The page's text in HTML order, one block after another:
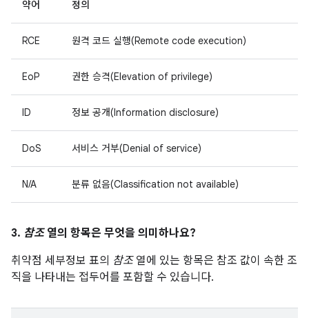
약어 정의
RCE 원격 코드 실행(Remote code execution)
EoP 권한 승격(Elevation of privilege)
ID 정보 공개(Information disclosure)
DoS 서비스 거부(Denial of service)
N/A 분류 없음(Classification not available)
3. 참조열의 항목은 무엇을 의미하나요?
취약점 세부정보 표의 참조열에 있는 항목은 참조 값이 속한 조
직을 나타내는 접두어를 포함할 수 있습니다.